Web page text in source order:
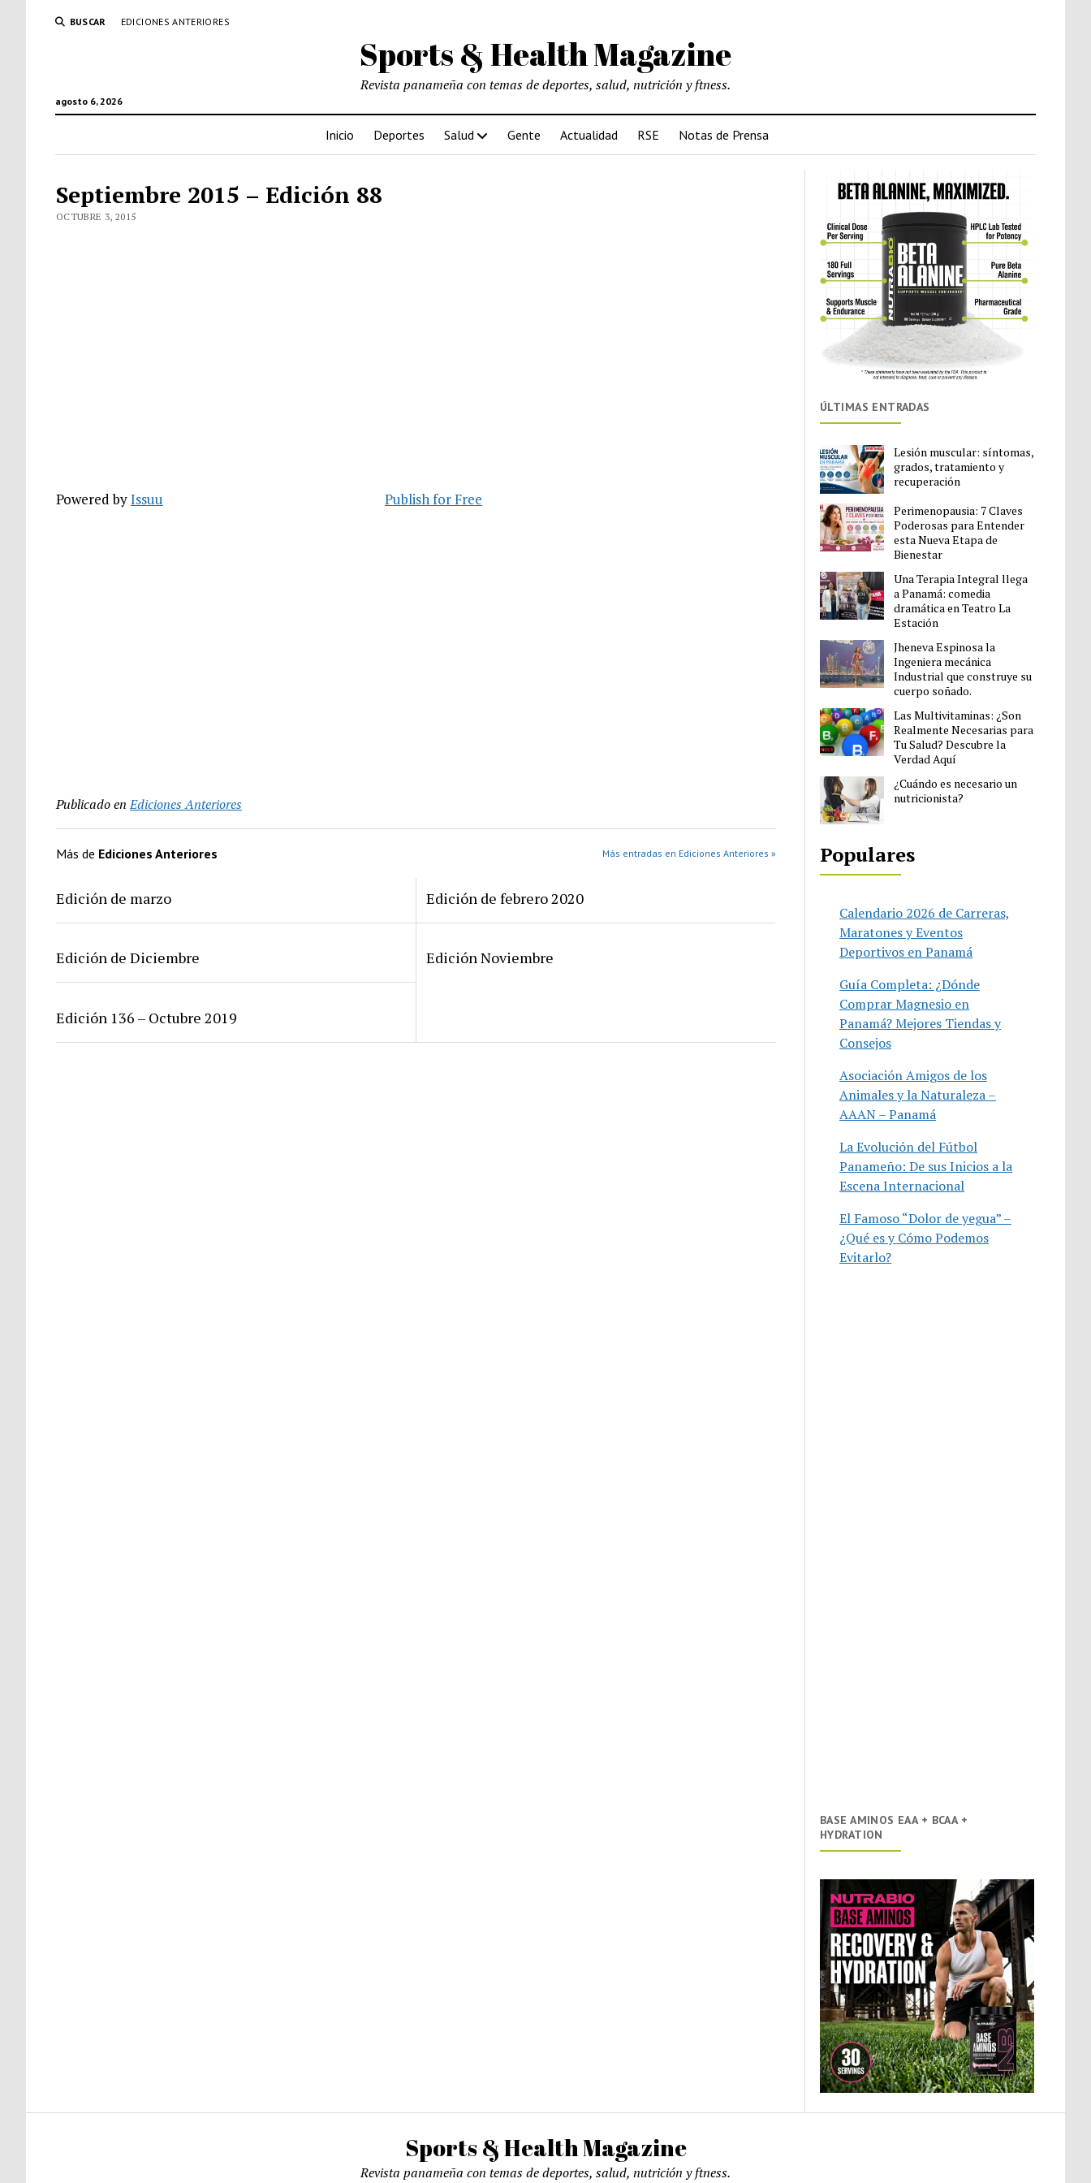
BUSCAR EDICIONES ANTERIORES
Sports & Health Magazine
agosto 6, 2026
Revista panameña con temas de deportes, salud, nutrición y ftness.
Inicio Deportes Salud Gente Actualidad RSE Notas de Prensa
Septiembre 2015 – Edición 88
OCTUBRE 3, 2015
Powered byIssuu Publish for Free
Publicado en Ediciones Anteriores
Más de Ediciones Anteriores Más entradas en Ediciones Anteriores »
Edición de marzo Edición de febrero 2020
Edición de Diciembre Edición Noviembre
Edición 136 – Octubre 2019
ÚLTIMAS ENTRADAS
Lesión muscular: síntomas,
grados, tratamiento y
recuperación
Perimenopausia: 7 Claves
Poderosas para Entender
esta Nueva Etapa de
Bienestar
Una Terapia Integral llega
a Panamá: comedia
dramática en Teatro La
Estación
Jheneva Espinosa la
Ingeniera mecánica
Industrial que construye su
cuerpo soñado.
Las Multivitaminas: ¿Son
Realmente Necesarias para
Tu Salud? Descubre la
Verdad Aquí
¿Cuándo es necesario un
nutricionista?
Populares
Calendario 2026 de Carreras,
Maratones y Eventos
Deportivos en Panamá
Guía Completa: ¿Dónde
Comprar Magnesio en
Panamá? Mejores Tiendas y
Consejos
Asociación Amigos de los
Animales y la Naturaleza –
AAAN – Panamá
La Evolución del Fútbol
Panameño: De sus Inicios a la
Escena Internacional
El Famoso “Dolor de yegua” –
¿Qué es y Cómo Podemos
Evitarlo?
BASE AMINOS EAA + BCAA +
HYDRATION
Sports & Health Magazine
Revista panameña con temas de deportes, salud, nutrición y ftness.